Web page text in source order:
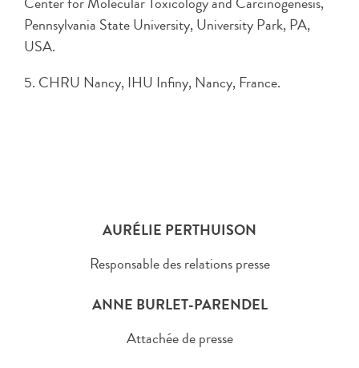
Pennsylvania State University, University Park, PA,
USA.
5. CHRU Nancy, IHU Infiny, Nancy, France.
AURÉLIE PERTHUISON
Responsable des relations presse
ANNE BURLET-PARENDEL
Attachée de presse